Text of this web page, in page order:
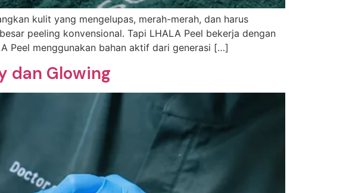
kulit yang mengelupas, merah-merah, dan harus
peeling konvensional. Tapi LHALA Peel bekerja dengan
Peel menggunakan bahan aktif dari generasi […]
dan Glowing